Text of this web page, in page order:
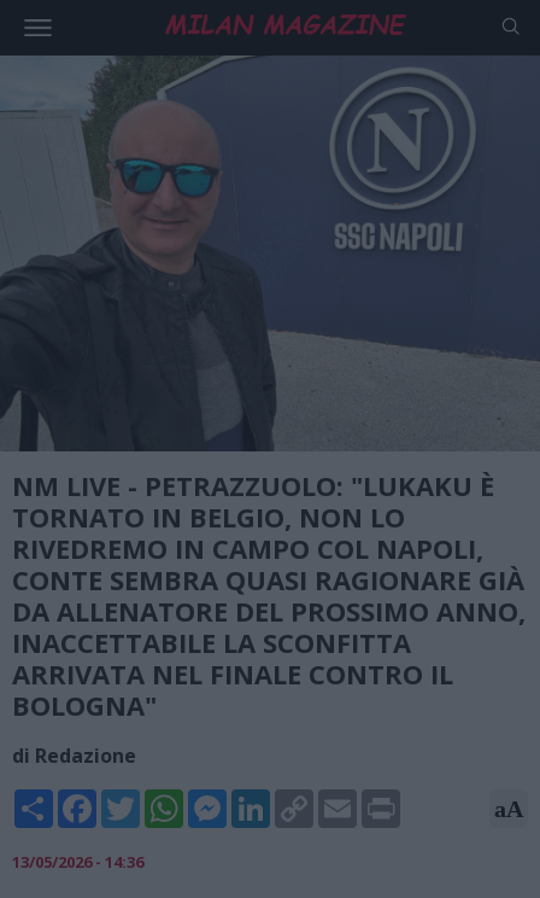
NM LIVE - PETRAZZUOLO: "LUKAKU È
TORNATO IN BELGIO, NON LO
RIVEDREMO IN CAMPO COL NAPOLI,
CONTE SEMBRA QUASI RAGIONARE GIÀ
DA ALLENATORE DEL PROSSIMO ANNO,
INACCETTABILE LA SCONFITTA
ARRIVATA NEL FINALE CONTRO IL
BOLOGNA"
di Redazione
Share FacebookTwitterWhatsAppMessengerLinkedInCopy
Link
Email aA
13/05/2026 - 14:36